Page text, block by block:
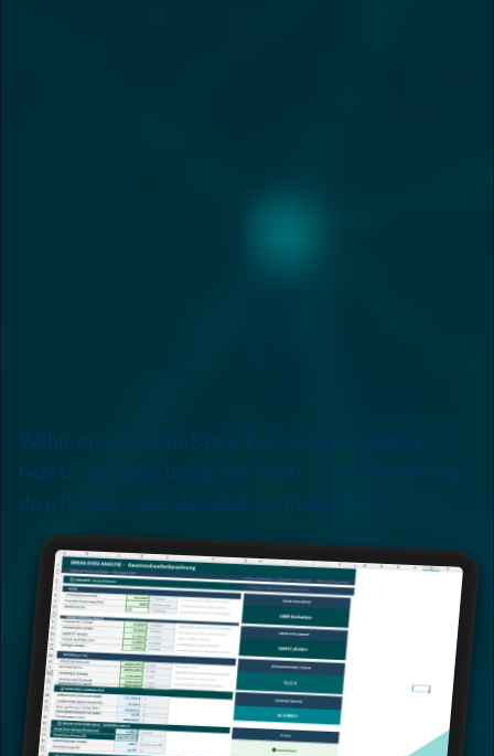
Wähle die passende Break Even Excel Vorlage aus,
lade sie herunter und prüfe direkt, ab welcher Menge
dein Produkt oder Angebot profitabel wird.